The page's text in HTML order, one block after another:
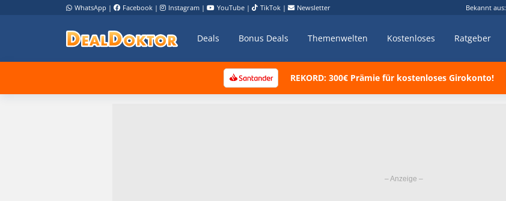
WhatsApp | Facebook | Instagram | YouTube | TikTok | Newsletter Bekannt aus:
Deals Bonus Deals Themenwelten Kostenloses Ratgeber
REKORD: 300€ Prämie für kostenloses Girokonto!